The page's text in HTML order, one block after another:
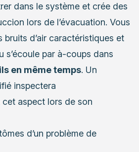
dans le système et crée des
lors de l’évacuation. Vous
bruits d’air caractéristiques et
s’écoule par à-coups dans
en même temps. Un
inspectera
aspect lors de son
d’un problème de